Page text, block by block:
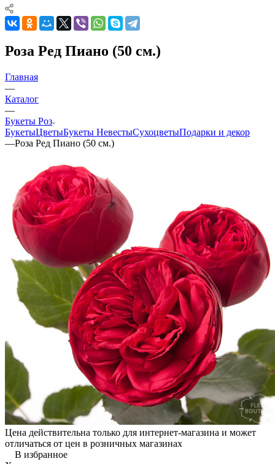
Роза Ред Пиано (50 см.)
Главная
—
Каталог
—
Букеты Роз
БукетыЦветыБукеты НевестыСухоцветыПодарки и декор
—Роза Ред Пиано (50 см.)
Цена действительна только для интернет-магазина и может
отличаться от цен в розничных магазинах
В избранное